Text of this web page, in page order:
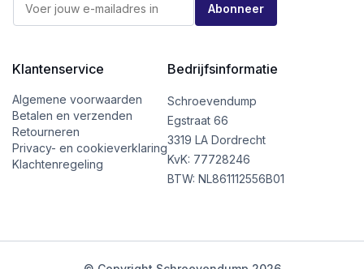
a
E
m
a
i
l
*
m
l
Abonneer
Klantenservice
Algemene voorwaarden
Betalen en verzenden
Retourneren
Privacy- en cookieverklaring
Klachtenregeling
Bedrijfsinformatie
Schroevendump
Egstraat 66
3319 LA Dordrecht
KvK: 77728246
BTW: NL861112556B01